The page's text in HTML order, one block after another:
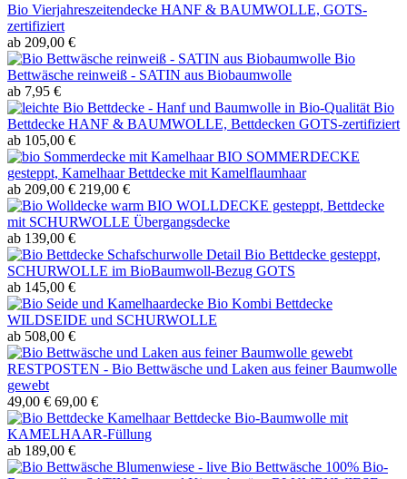
Bio Vierjahreszeitendecke HANF & BAUMWOLLE, GOTS-
zertifiziert
ab 209,00 €
Bio
Bettwäsche reinweiß - SATIN aus Biobaumwolle
ab 7,95 €
Bio
Bettdecke HANF & BAUMWOLLE, Bettdecken GOTS-zertifiziert
ab 105,00 €
BIO SOMMERDECKE
gesteppt, Kamelhaar Bettdecke mit Kamelflaumhaar
ab 209,00 € 219,00 €
BIO WOLLDECKE gesteppt, Bettdecke
mit SCHURWOLLE Übergangsdecke
ab 139,00 €
Bio Bettdecke gesteppt,
SCHURWOLLE im BioBaumwoll-Bezug GOTS
ab 145,00 €
Bio Kombi Bettdecke
WILDSEIDE und SCHURWOLLE
ab 508,00 €
RESTPOSTEN - Bio Bettwäsche und Laken aus feiner Baumwolle
gewebt
49,00 € 69,00 €
Bettdecke Bio-Baumwolle mit
KAMELHAAR-Füllung
ab 189,00 €
Bio Bettwäsche 100% Bio-